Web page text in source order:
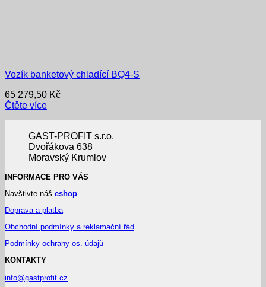
Vozík banketový chladící BQ4-S
65 279,50 Kč
Čtěte více
GAST-PROFIT s.r.o.
Dvořákova 638
Moravský Krumlov
INFORMACE PRO VÁS
Navštivte náš eshop
Doprava a platba
Obchodní podmínky a reklamační řád
Podmínky ochrany os. údajů
KONTAKTY
info@gastprofit.cz